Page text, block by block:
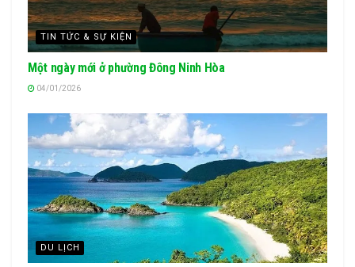
TIN TỨC & SỰ KIỆN
Một ngày mới ở phường Đông Ninh Hòa
04/01/2026
DU LỊCH